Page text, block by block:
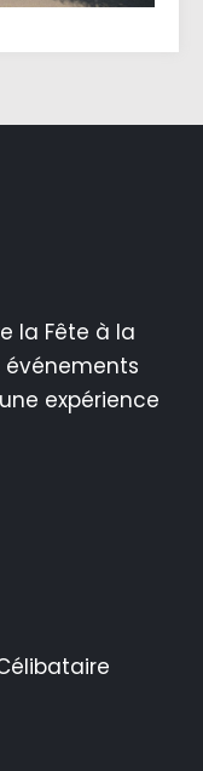
la Fête à la
événements
expérience